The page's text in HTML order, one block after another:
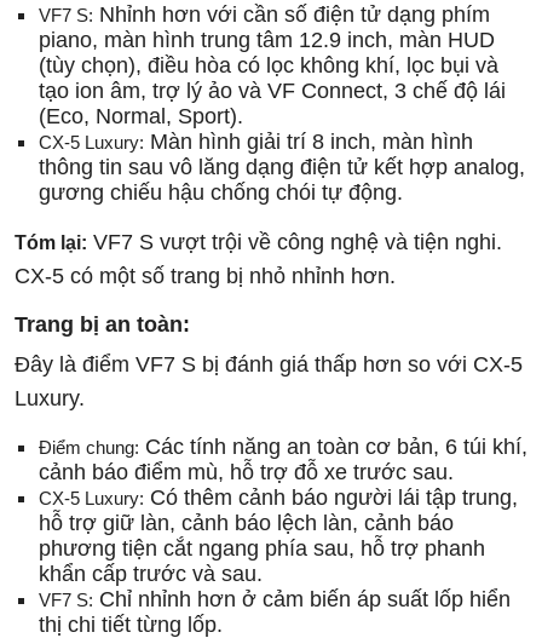
VF7 S: Nhỉnh hơn với cần số điện tử dạng phím
piano, màn hình trung tâm 12.9 inch, màn HUD
(tùy chọn), điều hòa có lọc không khí, lọc bụi và
tạo ion âm, trợ lý ảo và VF Connect, 3 chế độ lái
(Eco, Normal, Sport).
CX-5 Luxury: Màn hình giải trí 8 inch, màn hình
thông tin sau vô lăng dạng điện tử kết hợp analog,
gương chiếu hậu chống chói tự động.
Tóm lại: VF7 S vượt trội về công nghệ và tiện nghi.
CX-5 có một số trang bị nhỏ nhỉnh hơn.
Trang bị an toàn:
Đây là điểm VF7 S bị đánh giá thấp hơn so với CX-5
Luxury.
Điểm chung: Các tính năng an toàn cơ bản, 6 túi khí,
cảnh báo điểm mù, hỗ trợ đỗ xe trước sau.
CX-5 Luxury: Có thêm cảnh báo người lái tập trung,
hỗ trợ giữ làn, cảnh báo lệch làn, cảnh báo
phương tiện cắt ngang phía sau, hỗ trợ phanh
khẩn cấp trước và sau.
VF7 S: Chỉ nhỉnh hơn ở cảm biến áp suất lốp hiển
thị chi tiết từng lốp.